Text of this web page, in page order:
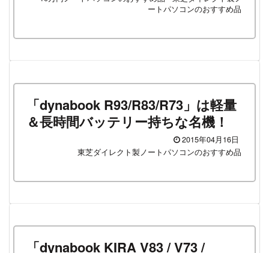
ートパソコンのおすすめ品
「dynabook R93/R83/R73」は軽量
＆長時間バッテリー持ちな名機！
2015年04月16日
東芝ダイレクト製ノートパソコンのおすすめ品
「dynabook KIRA V83 / V73 /